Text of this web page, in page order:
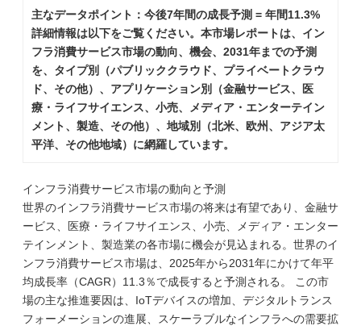
主なデータポイント：今後7年間の成長予測 = 年間11.3%
詳細情報は以下をご覧ください。本市場レポートは、イン
フラ消費サービス市場の動向、機会、2031年までの予測
を、タイプ別（パブリッククラウド、プライベートクラウ
ド、その他）、アプリケーション別（金融サービス、医
療・ライフサイエンス、小売、メディア・エンターテイン
メント、製造、その他）、地域別（北米、欧州、アジア太
平洋、その他地域）に網羅しています。
インフラ消費サービス市場の動向と予測
世界のインフラ消費サービス市場の将来は有望であり、金融サ
ービス、医療・ライフサイエンス、小売、メディア・エンター
テインメント、製造業の各市場に機会が見込まれる。世界のイ
ンフラ消費サービス市場は、2025年から2031年にかけて年平
均成長率（CAGR）11.3％で成長すると予測される。 この市
場の主な推進要因は、IoTデバイスの増加、デジタルトランス
フォーメーションの進展、スケーラブルなインフラへの需要拡